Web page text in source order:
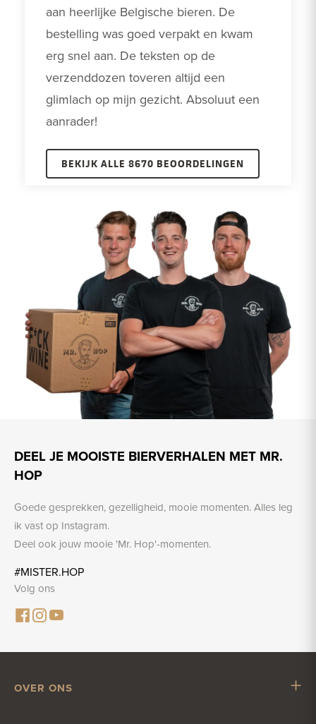
aan heerlijke Belgische bieren. De
bestelling was goed verpakt en kwam
erg snel aan. De teksten op de
verzenddozen toveren altijd een
glimlach op mijn gezicht. Absoluut een
aanrader!
BEKIJK ALLE 8670 BEOORDELINGEN
DEEL JE MOOISTE BIERVERHALEN MET MR.
HOP
Goede gesprekken, gezelligheid, mooie momenten. Alles leg
ik vast op Instagram.
Deel ook jouw mooie 'Mr. Hop'-momenten.
#MISTER.HOP
Volg ons
OVER ONS